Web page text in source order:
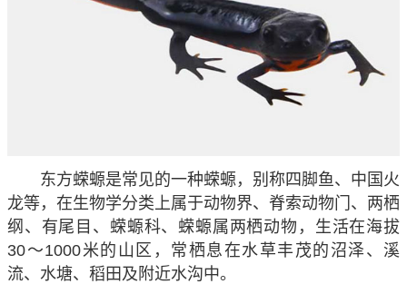
东方蝾螈是常见的一种蝾螈，别称四脚鱼、中国火
龙等，在生物学分类上属于动物界、脊索动物门、两栖
纲、有尾目、蝾螈科、蝾螈属两栖动物，生活在海拔
30～1000米的山区，常栖息在水草丰茂的沼泽、溪
流、水塘、稻田及附近水沟中。